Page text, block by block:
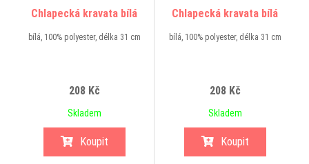
Chlapecká kravata bílá
bílá, 100% polyester, délka 31 cm
208 Kč
Skladem
Koupit
Chlapecká kravata bílá
bílá, 100% polyester, délka 31 cm
208 Kč
Skladem
Koupit